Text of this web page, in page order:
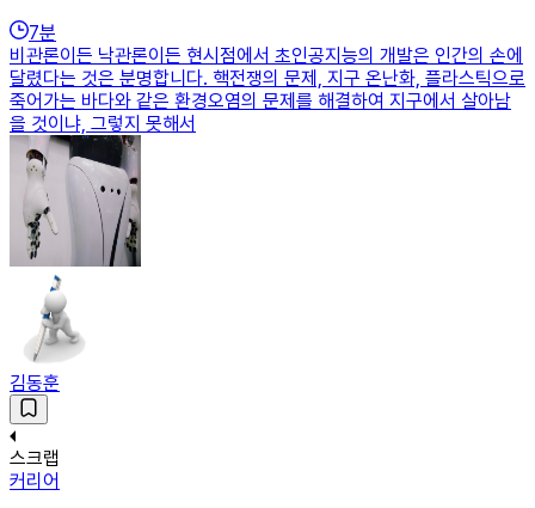
7분
비관론이든 낙관론이든 현시점에서 초인공지능의 개발은 인간의 손에
달렸다는 것은 분명합니다. 핵전쟁의 문제, 지구 온난화, 플라스틱으로
죽어가는 바다와 같은 환경오염의 문제를 해결하여 지구에서 살아남
을 것이냐, 그렇지 못해서
김동훈
스크랩
커리어